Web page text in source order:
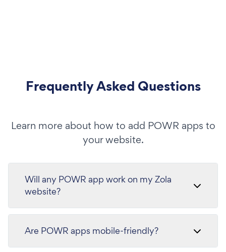
Frequently Asked Questions
Learn more about how to add POWR apps to
your website.
Will any POWR app work on my Zola
website?
Are POWR apps mobile-friendly?